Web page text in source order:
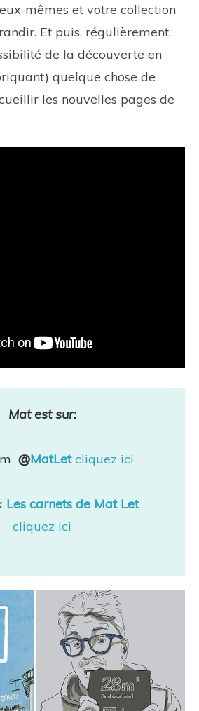
mêmes et votre collection
Et puis, régulièrement,
de la découverte en
quelque chose de
les nouvelles pages de
Mat est sur:
@MatLet cliquez ici
Les carnets de Mat Let
cliquez ici